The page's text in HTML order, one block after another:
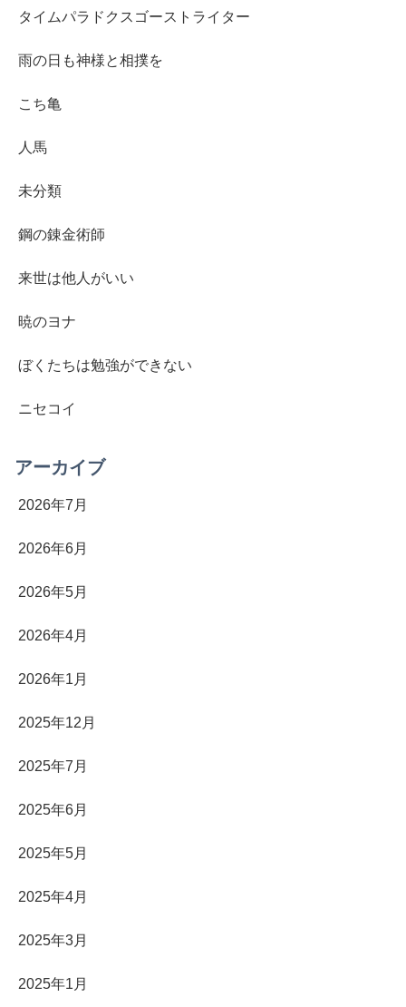
タイムパラドクスゴーストライター
雨の日も神様と相撲を
こち亀
人馬
未分類
鋼の錬金術師
来世は他人がいい
暁のヨナ
ぼくたちは勉強ができない
ニセコイ
アーカイブ
2026年7月
2026年6月
2026年5月
2026年4月
2026年1月
2025年12月
2025年7月
2025年6月
2025年5月
2025年4月
2025年3月
2025年1月